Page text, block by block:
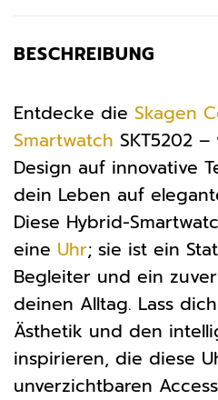
BESCHREIBUNG
Entdecke die Skagen
Smartwatch SKT5202
Design auf innovative
dein Leben auf
Diese Hybrid-
eine Uhr; sie ist ein
Begleiter und ein
deinen Alltag. Lass
Ästhetik und den
inspirieren, die diese
unverzichtbaren